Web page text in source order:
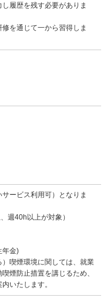
履歴を残す必要がありま
を通じて一から習得しま
ービス利用可）となりま
週40h以上が対象）
年金)
喫煙環境に関しては、就業
煙防止措置を講じるため、
いたします。